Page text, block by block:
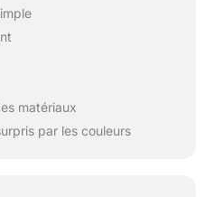
unique stimule non
circulation de l'air et
une meilleure
matériaux
par les couleurs